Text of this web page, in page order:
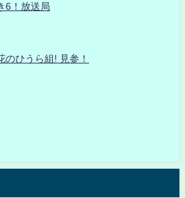
6！放送局
ひうら組! 見参！